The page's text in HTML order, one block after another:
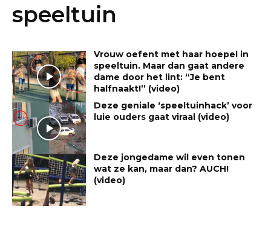
speeltuin
Vrouw oefent met haar hoepel in
speeltuin. Maar dan gaat andere
dame door het lint: “Je bent
halfnaakt!” (video)
Deze geniale ‘speeltuinhack’ voor
luie ouders gaat viraal (video)
Deze jongedame wil even tonen
wat ze kan, maar dan? AUCH!
(video)